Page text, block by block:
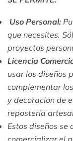
Uso Personal:
que necesites.
proyectos
Licencia
usar los diseños
complementar
y decoración de
repostería
Estos diseños se